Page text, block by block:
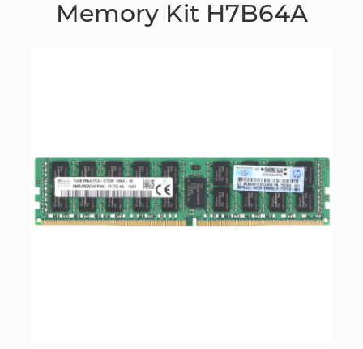
Memory Kit H7B64A